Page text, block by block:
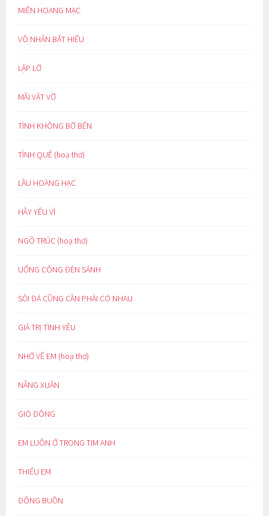
MIỀN HOANG MẠC
VÔ NHÂN BẤT HIẾU
LẬP LỜ
MÃI VẬT VỜ
TÌNH KHÔNG BỜ BẾN
TÌNH QUÊ (hoạ thơ)
LẦU HOÀNG HẠC
HÃY YÊU VÌ
NGÕ TRÚC (hoạ thơ)
UỔNG CÔNG ĐÈN SÁNH
SỎI ĐÁ CŨNG CẦN PHẢI CÓ NHAU
GIÁ TRỊ TÌNH YÊU
NHỚ VỀ EM (hoạ thơ)
NẮNG XUÂN
GIÓ ĐÔNG
EM LUÔN Ở TRONG TIM ANH
THIẾU EM
ĐÔNG BUỒN